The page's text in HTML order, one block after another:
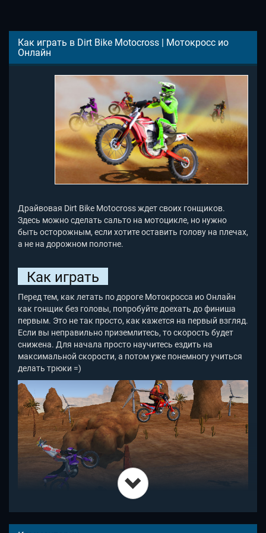
Как играть в Dirt Bike Motocross | Мотокросс ио
Онлайн
Драйвовая Dirt Bike Motocross ждет своих гонщиков.
Здесь можно сделать сальто на мотоцикле, но нужно
быть осторожным, если хотите оставить голову на плечах,
а не на дорожном полотне.
Как играть
Перед тем, как летать по дороге Мотокросса ио Онлайн
как гонщик без головы, попробуйте доехать до финиша
первым. Это не так просто, как кажется на первый взгляд.
Если вы неправильно приземлитесь, то скорость будет
снижена. Для начала просто научитесь ездить на
максимальной скорости, а потом уже понемногу учиться
делать трюки =)
Не всегда тот, кто выше подлетает, быстрее едет. Иногда в